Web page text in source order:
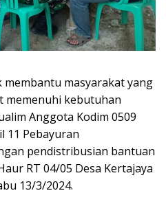
membantu masyarakat yang
memenuhi kebutuhan
Anggota Kodim 0509
11 Pebayuran
pendistribusian bantuan
RT 04/05 Desa Kertajaya
13/3/2024.